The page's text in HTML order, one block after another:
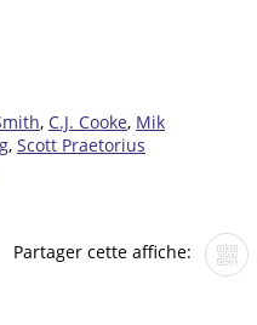
, C.J. Cooke, Mik
, Scott Praetorius
Partager cette affiche: